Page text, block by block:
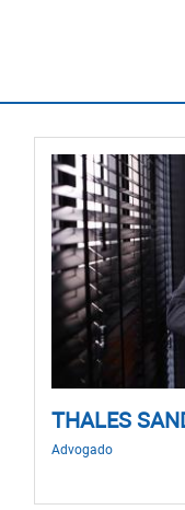
THALES
Advogado